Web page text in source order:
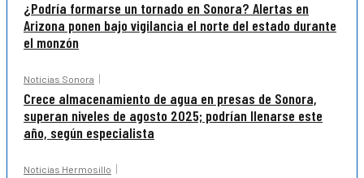
¿Podría formarse un tornado en Sonora? Alertas en
Arizona ponen bajo vigilancia el norte del estado durante
el monzón
Noticias Sonora
Crece almacenamiento de agua en presas de Sonora,
superan niveles de agosto 2025; podrían llenarse este
año, según especialista
Noticias Hermosillo